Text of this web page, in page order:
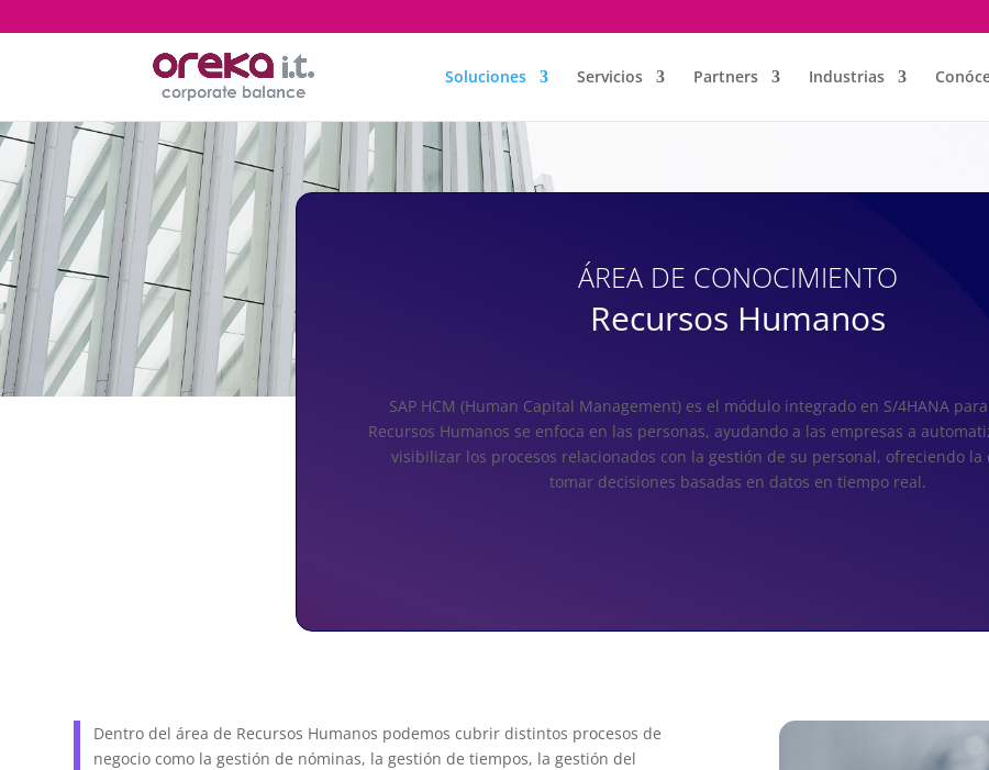
Soluciones Servicios Partners Industrias
ÁREA DE CONOCIMIENTO
Recursos Humanos
SAP HCM (Human Capital Management) es el módulo integrado en S/4HANA
Recursos Humanos se enfoca en las personas, ayudando a las empresas a
visibilizar los procesos relacionados con la gestión de su personal, ofreciendo la
tomar decisiones basadas en datos en tiempo real.
Dentro del área de Recursos Humanos podemos cubrir distintos procesos de
negocio como la gestión de nóminas, la gestión de tiempos, la gestión del